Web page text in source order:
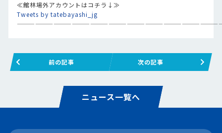
≪館林場外アカウントはコチラ↓≫
Tweets by tatebayashi_jg
前の記事 次の記事
ニュース一覧へ